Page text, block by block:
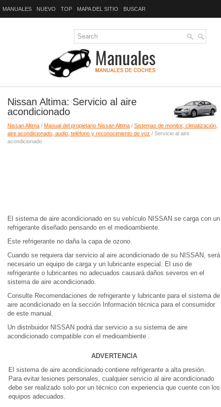
MANUALES NUEVO TOP MAPA DEL SITIO BUSCAR
Nissan Altima: Servicio al aire
acondicionado
Nissan Altima / Manual del propietario Nissan Altima / Sistemas de monitor, climatización,
aire acondicionado, audio, teléfono y reconocimiento de voz / Servicio al aire
acondicionado
El sistema de aire acondicionado en su vehículo NISSAN se carga con un
refrigerante diseñado pensando en el medioambiente.
Este refrigerante no daña la capa de ozono.
Cuando se requiera dar servicio al aire acondicionado de su NISSAN, será
necesario un equipo de carga y un lubricante especial. El uso de
refrigerante o lubricantes no adecuados causará daños severos en el
sistema de aire acondicionado.
Consulte Recomendaciones de refrigerante y lubricante para el sistema de
aire acondicionado en la sección Información técnica para el consumidor
de este manual.
Un distribuidor NISSAN podrá dar servicio a su sistema de aire
acondicionado compatible con el medioambiente .
ADVERTENCIA
El sistema de aire acondicionado contiene refrigerante a alta presión.
Para evitar lesiones personales, cualquier servicio al aire acondicionado
debe ser realizado solo por un técnico con experiencia que cuente con los
equipos adecuados.